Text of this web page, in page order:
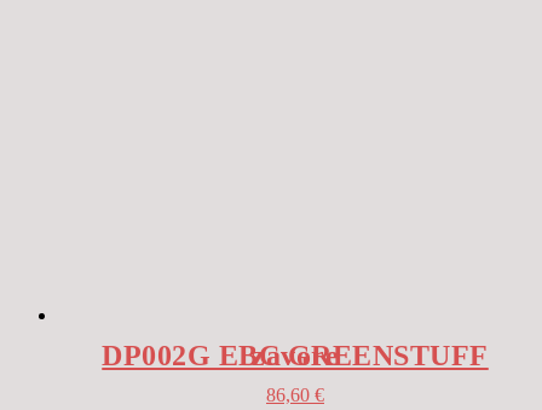
DP002G EBC GREENSTUFF zavore
86,60 €